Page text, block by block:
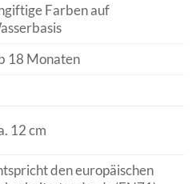
Farben auf
18 Monaten
12 cm
den europäischen